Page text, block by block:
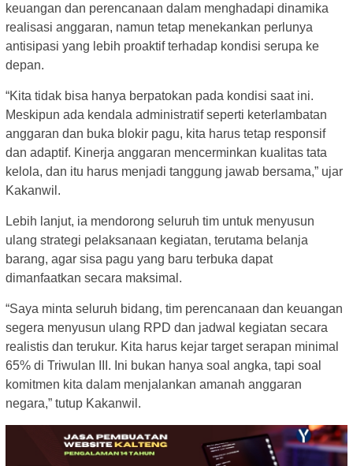
keuangan dan perencanaan dalam menghadapi dinamika
realisasi anggaran, namun tetap menekankan perlunya
antisipasi yang lebih proaktif terhadap kondisi serupa ke
depan.
“Kita tidak bisa hanya berpatokan pada kondisi saat ini.
Meskipun ada kendala administratif seperti keterlambatan
anggaran dan buka blokir pagu, kita harus tetap responsif
dan adaptif. Kinerja anggaran mencerminkan kualitas tata
kelola, dan itu harus menjadi tanggung jawab bersama,” ujar
Kakanwil.
Lebih lanjut, ia mendorong seluruh tim untuk menyusun
ulang strategi pelaksanaan kegiatan, terutama belanja
barang, agar sisa pagu yang baru terbuka dapat
dimanfaatkan secara maksimal.
“Saya minta seluruh bidang, tim perencanaan dan keuangan
segera menyusun ulang RPD dan jadwal kegiatan secara
realistis dan terukur. Kita harus kejar target serapan minimal
65% di Triwulan III. Ini bukan hanya soal angka, tapi soal
komitmen kita dalam menjalankan amanah anggaran
negara,” tutup Kakanwil.